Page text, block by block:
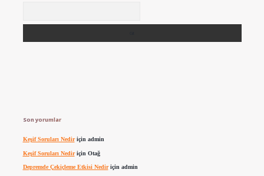
Son yorumlar
Keşif Soruları Nediriçin admin
Keşif Soruları Nediriçin Otağ
Depremde Çekiçleme Etkisi Nediriçin admin